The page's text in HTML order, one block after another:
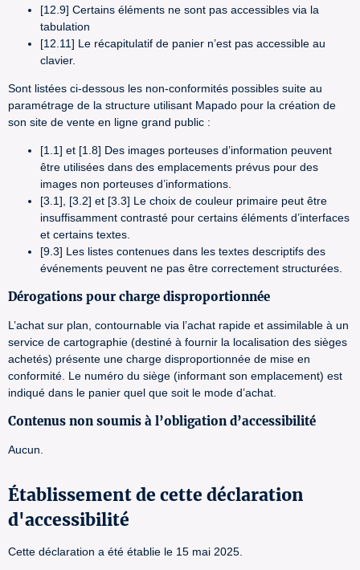
[12.9] Certains éléments ne sont pas accessibles via la
tabulation
[12.11] Le récapitulatif de panier n’est pas accessible au
clavier.
Sont listées ci-dessous les non-conformités possibles suite au
paramétrage de la structure utilisant Mapado pour la création de
son site de vente en ligne grand public :
[1.1] et [1.8] Des images porteuses d’information peuvent
être utilisées dans des emplacements prévus pour des
images non porteuses d’informations.
[3.1], [3.2] et [3.3] Le choix de couleur primaire peut être
insuffisamment contrasté pour certains éléments d’interfaces
et certains textes.
[9.3] Les listes contenues dans les textes descriptifs des
événements peuvent ne pas être correctement structurées.
Dérogations pour charge disproportionnée
L’achat sur plan, contournable via l’achat rapide et assimilable à un
service de cartographie (destiné à fournir la localisation des sièges
achetés) présente une charge disproportionnée de mise en
conformité. Le numéro du siège (informant son emplacement) est
indiqué dans le panier quel que soit le mode d’achat.
Contenus non soumis à l’obligation d’accessibilité
Aucun.
Établissement de cette déclaration
d'accessibilité
Cette déclaration a été établie le 15 mai 2025.